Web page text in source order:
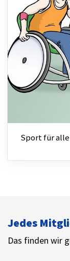
Sport für alle
Jedes
Das finden wir